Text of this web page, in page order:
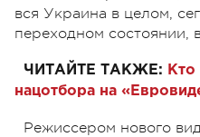
вся Украина в целом,
переходном состоянии,
ЧИТАЙТЕ ТАКЖЕ:
нацотбора на
Режиссером нового